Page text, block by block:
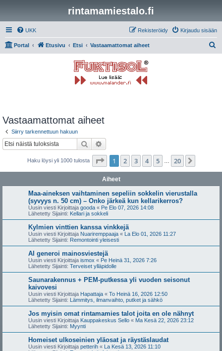
rintamamiestalo.fi
UKK Kirjaudu sisään
Rekisteröidy
Portal Etusivu Etsi Vastaamattomat aiheet
Vastaamattomat aiheet
Siirry tarkennettuun hakuun
Etsi
Haku löysi yli 1000 tulosta Sivu /20
1 2 3 4 5 20
Aiheet
Maa-aineksen vaihtaminen sepeliin sokkelin vierustalla
(syvyys n. 50 cm) – Onko järkeä kun kellarikerros?
Uusin viesti Kirjoittaja gooda « Pe Elo 07, 2026 14:08
Lähetetty Sijainti: Kellari ja sokkeli
Kylmien vinttien kanssa vinkkejä
Uusin viesti Kirjoittaja Nuariremppaaja « La Elo 01, 2026 11:27
Lähetetty Sijainti: Remontointi yleisesti
AI generoi mainosviestejä
Uusin viesti Kirjoittaja ismox « Pe Heinä 31, 2026 7:26
Lähetetty Sijainti: Terveiset ylläpidolle
Saunarakennus + PEM-putkessa yli vuoden seisonut
kaivovesi
Uusin viesti Kirjoittaja Hapattaja « To Heinä 16, 2026 12:50
Lähetetty Sijainti: Lämmitys, ilmanvaihto, putket ja sähkö
Jos myisin omat rintamamies talot joita en ole nähnyt
Uusin viesti Kirjoittaja Kauppakeskus Sello « Ma Kesä 22, 2026 23:12
Lähetetty Sijainti: Myynti
Homeiset ulkoseinien yläosat ja räystäslaudat
Uusin viesti Kirjoittaja petterih « La Kesä 13, 2026 11:10